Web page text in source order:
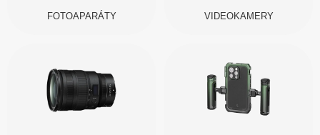
FOTOAPARÁTY VIDEOKAMERY